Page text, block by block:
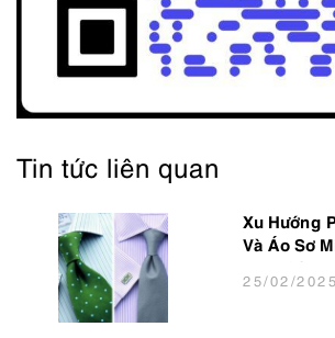
Tin tức liên quan
Xu Hướng
Và Áo Sơ
25/02/2025